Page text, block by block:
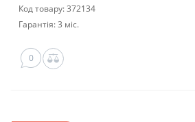
Код товару: 372134
Гарантія: 3 міс.
0